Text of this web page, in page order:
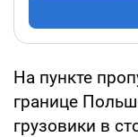
На пункте
границе
грузовики в